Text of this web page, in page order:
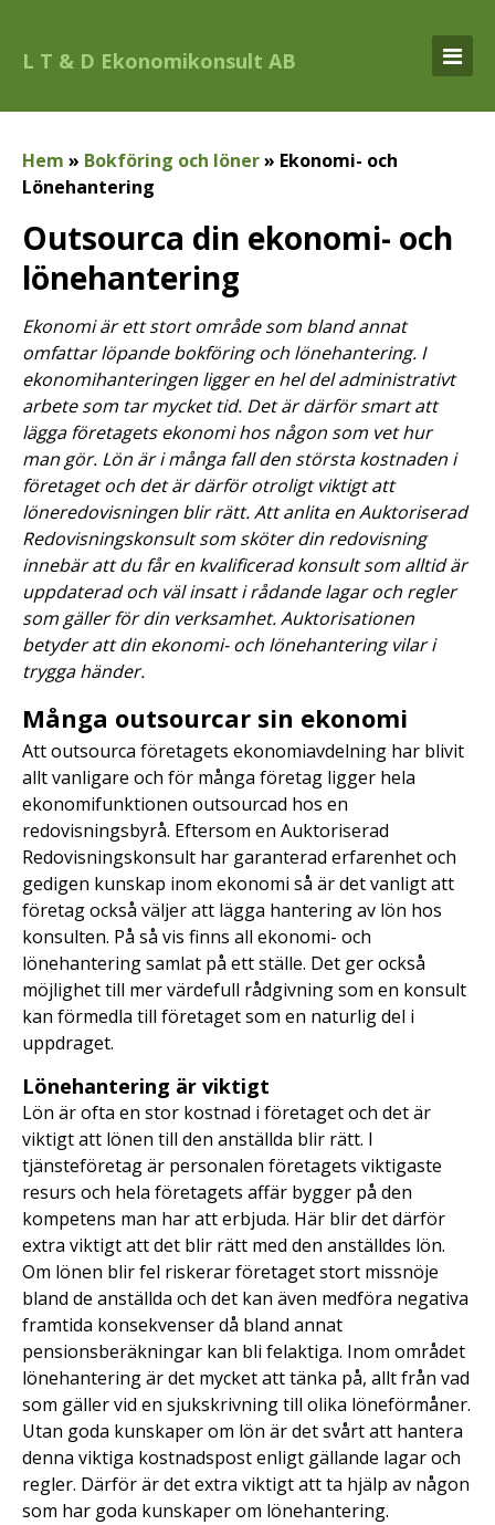
L T & D Ekonomikonsult AB
Hem » Bokföring och löner» Ekonomi- och
Lönehantering
Outsourca din ekonomi- och
lönehantering
Ekonomi är ett stort område som bland annat
omfattar löpande bokföring och lönehantering. I
ekonomihanteringen ligger en hel del administrativt
arbete som tar mycket tid. Det är därför smart att
lägga företagets ekonomi hos någon som vet hur
man gör. Lön är i många fall den största kostnaden i
företaget och det är därför otroligt viktigt att
löneredovisningen blir rätt. Att anlita en Auktoriserad
Redovisningskonsult som sköter din redovisning
innebär att du får en kvalificerad konsult som alltid är
uppdaterad och väl insatt i rådande lagar och regler
som gäller för din verksamhet. Auktorisationen
betyder att din ekonomi- och lönehantering vilar i
trygga händer.
Många outsourcar sin ekonomi
Att outsourca företagets ekonomiavdelning har blivit
allt vanligare och för många företag ligger hela
ekonomifunktionen outsourcad hos en
redovisningsbyrå. Eftersom en Auktoriserad
Redovisningskonsult har garanterad erfarenhet och
gedigen kunskap inom ekonomi så är det vanligt att
företag också väljer att lägga hantering av lön hos
konsulten. På så vis finns all ekonomi- och
lönehantering samlat på ett ställe. Det ger också
möjlighet till mer värdefull rådgivning som en konsult
kan förmedla till företaget som en naturlig del i
uppdraget.
Lönehantering är viktigt
Lön är ofta en stor kostnad i företaget och det är
viktigt att lönen till den anställda blir rätt. I
tjänsteföretag är personalen företagets viktigaste
resurs och hela företagets affär bygger på den
kompetens man har att erbjuda. Här blir det därför
extra viktigt att det blir rätt med den anställdes lön.
Om lönen blir fel riskerar företaget stort missnöje
bland de anställda och det kan även medföra negativa
framtida konsekvenser då bland annat
pensionsberäkningar kan bli felaktiga. Inom området
lönehantering är det mycket att tänka på, allt från vad
som gäller vid en sjukskrivning till olika löneförmåner.
Utan goda kunskaper om lön är det svårt att hantera
denna viktiga kostnadspost enligt gällande lagar och
regler. Därför är det extra viktigt att ta hjälp av någon
som har goda kunskaper om lönehantering.